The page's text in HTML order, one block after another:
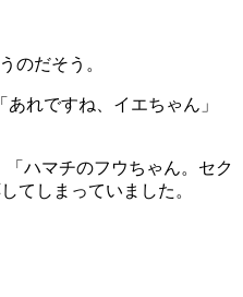
のだそう。
れですね、イエちゃん」
ハマチのフウちゃん。セク
てしまっていました。